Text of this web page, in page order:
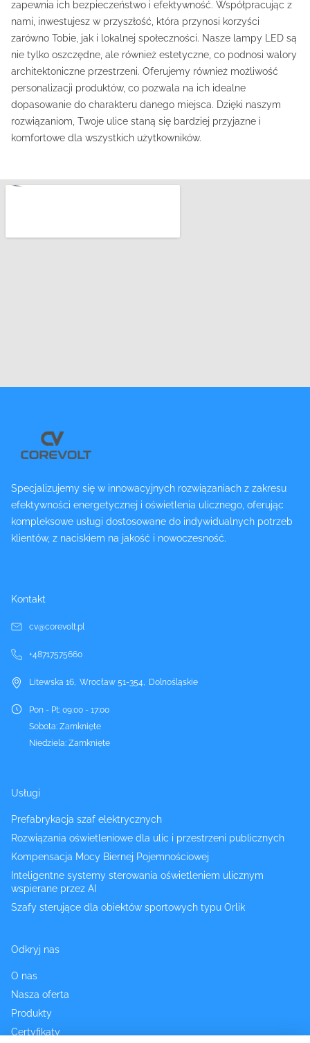
zapewnia ich bezpieczeństwo i efektywność. Współpracując z
nami, inwestujesz w przyszłość, która przynosi korzyści
zarówno Tobie, jak i lokalnej społeczności. Nasze lampy LED są
nie tylko oszczędne, ale również estetyczne, co podnosi walory
architektoniczne przestrzeni. Oferujemy również możliwość
personalizacji produktów, co pozwala na ich idealne
dopasowanie do charakteru danego miejsca. Dzięki naszym
rozwiązaniom, Twoje ulice staną się bardziej przyjazne i
komfortowe dla wszystkich użytkowników.
Specjalizujemy się w innowacyjnych rozwiązaniach z zakresu
efektywności energetycznej i oświetlenia ulicznego, oferując
kompleksowe usługi dostosowane do indywidualnych potrzeb
klientów, z naciskiem na jakość i nowoczesność.
Kontakt
cv@corevolt.pl
+48717575660
Litewska 16, Wrocław 51-354, Dolnośląskie
Pon - Pt: 09:00 - 17:00
Sobota: Zamknięte
Niedziela: Zamknięte
Usługi
Prefabrykacja szaf elektrycznych
Rozwiązania oświetleniowe dla ulic i przestrzeni publicznych
Kompensacja Mocy Biernej Pojemnościowej
Inteligentne systemy sterowania oświetleniem ulicznym
wspierane przez AI
Szafy sterujące dla obiektów sportowych typu Orlik
Odkryj nas
O nas
Nasza oferta
Produkty
Certyfikaty